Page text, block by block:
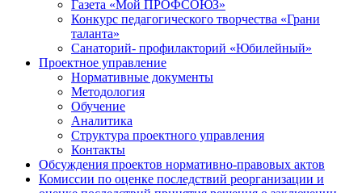
Газета «Мой ПРОФСОЮЗ»
Конкурс педагогического творчества «Грани
таланта»
Санаторий- профилакторий «Юбилейный»
Проектное управление
Нормативные документы
Методология
Обучение
Аналитика
Структура проектного управления
Контакты
Обсуждения проектов нормативно-правовых актов
Комиссии по оценке последствий реорганизации и